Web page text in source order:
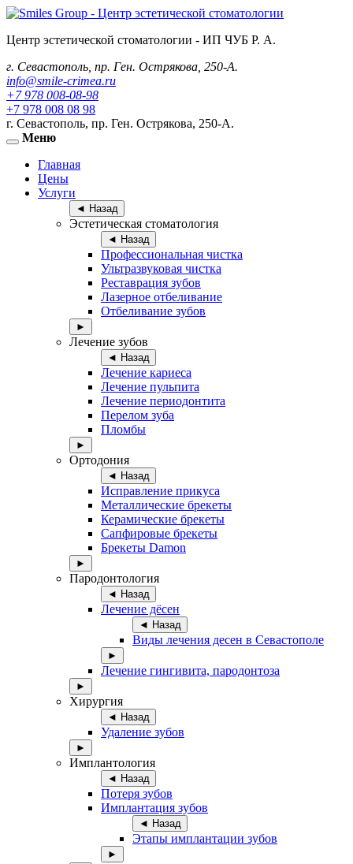
Центр эстетической стоматологии - ИП ЧУБ Р. А.
г. Севастополь, пр. Ген. Острякова, 250-А.
info@smile-crimea.ru
+7 978 008-08-98
+7 978 008 08 98
г. Севастополь, пр. Ген. Острякова, 250-А.
Toggle
navigation
Меню
Главная
Цены
Услуги
◄ Назад
Эстетическая стоматология
◄ Назад
Профессиональная чистка
Ультразвуковая чистка
Реставрация зубов
Лазерное отбеливание
Отбеливание зубов
►
Лечение зубов
◄ Назад
Лечение кариеса
Лечение пульпита
Лечение периодонтита
Перелом зуба
Пломбы
►
Ортодония
◄ Назад
Исправление прикуса
Металлические брекеты
Керамические брекеты
Сапфировые брекеты
Брекеты Damon
►
Пародонтология
◄ Назад
Лечение дёсен
◄ Назад
Виды лечения десен в Севастополе
►
Лечение гингивита, пародонтоза
►
Хирургия
◄ Назад
Удаление зубов
►
Имплантология
◄ Назад
Потеря зубов
Имплантация зубов
◄ Назад
Этапы имплантации зубов
►